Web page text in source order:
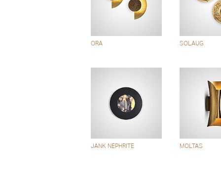
ORA SOLAUG
JANK NEPHRITE MOLTAS